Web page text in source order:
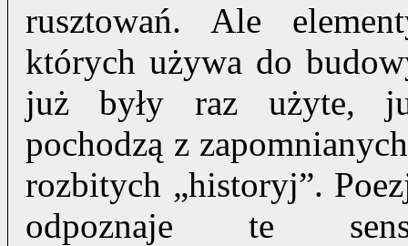
rusztowań. Ale
których używa do
już były raz użyte,
pochodzą z
rozbitych „historyj”.
odpoznaje te